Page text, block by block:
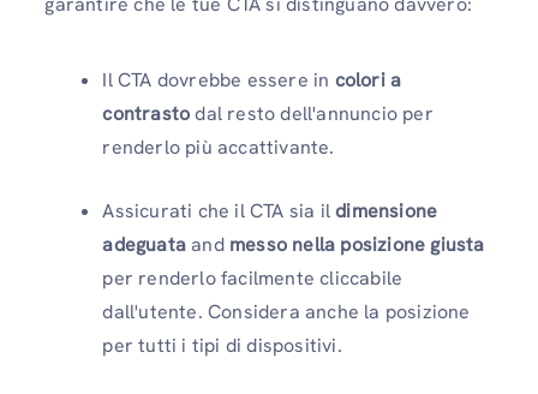
Il CTA dovrebbe essere in colori a
contrastodal resto dell'annuncio per
renderlo più accattivante.
Assicurati che il CTA sia ildimensione
adeguataand messo nella posizione giusta
per renderlo facilmente cliccabile
dall'utente. Considera anche la posizione
per tutti i tipi di dispositivi.